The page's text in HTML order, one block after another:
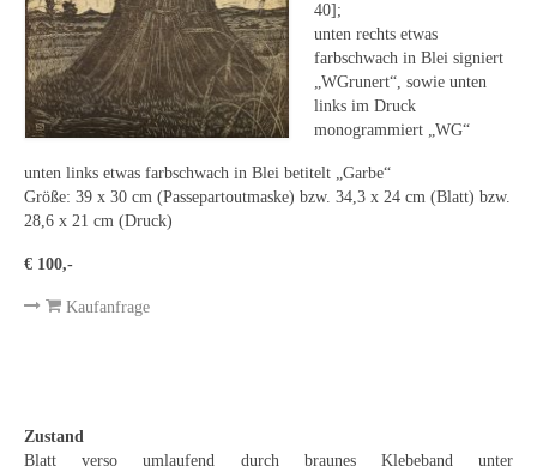
Walter Becker
Ernst Geitlinger
Erich Hartmann
Wilhelm von Hillern-Flinsch
Karl Otto Hy
40];
unten rechts etwas
farbschwach in Blei signiert
„WGrunert“, sowie unten
links im Druck
monogrammiert „WG“
unten links etwas farbschwach in Blei betitelt „Garbe“
Größe: 39 x 30 cm (Passepartoutmaske) bzw. 34,3 x 24 cm (Blatt) bzw.
28,6 x 21 cm (Druck)
€ 100,-
Kaufanfrage
Zustand
Blatt verso umlaufend durch braunes Klebeband unter